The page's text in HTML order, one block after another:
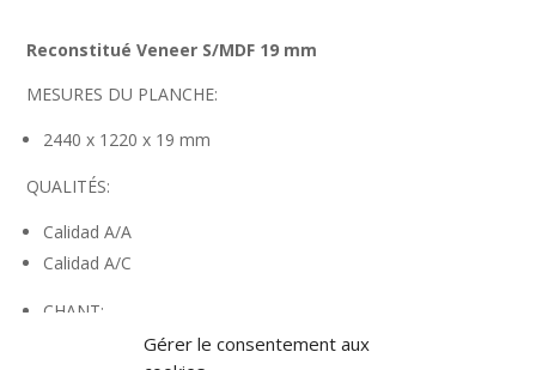
Gérer le consentement aux
Reconstitué Veneer S/MDF 19 mm
MESURES DU PLANCHE:
2440 x 1220 x 19 mm
QUALITÉS:
Calidad A/A
Calidad A/C
CHANT: